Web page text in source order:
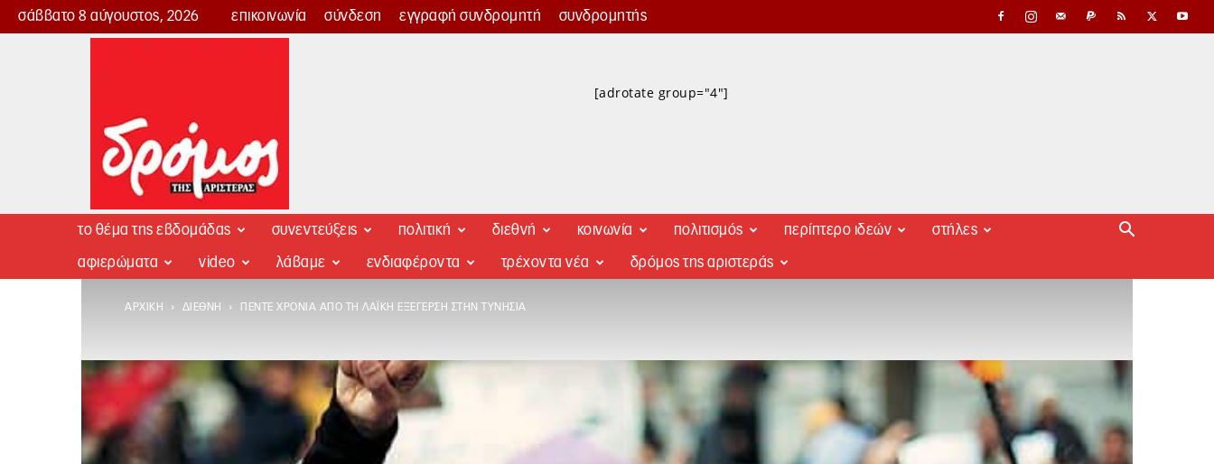
σάββατο 8 αύγουστος, 2026 επικοινωνία σύνδεση εγγραφή συνδρομητή συνδρομητής
Δρόμος
[adrotate group="4"]
το θέμα της εβδομάδας συνεντεύξεις πολιτική διεθνή κοινωνία πολιτισμός περίπτερο ιδεών στήλες
αφιερώματα video λάβαμε ενδιαφέροντα τρέχοντα νέα δρόμος της αριστεράς
ΑΡΧΙΚΉ ΔΙΕΘΝΉ ΠΈΝΤΕ ΧΡΌΝΙΑ ΑΠΌ ΤΗ ΛΑΪΚΉ ΕΞΈΓΕΡΣΗ ΣΤΗΝ ΤΥΝΗΣΊΑ